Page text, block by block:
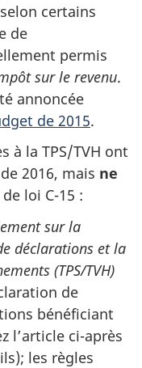
certains
de
permis
sur le revenu.
annoncée
de 2015.
à la TPS/TVH ont
2016, mais ne
loi C-15 :
sur la
déclarations et la
(TPS/TVH)
de
bénéficiant
l’article ci-après
les règles